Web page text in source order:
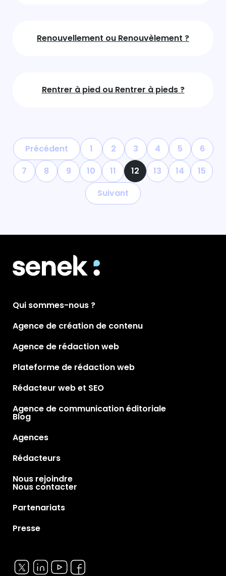
Renouvellement ou Renouvèlement ?
Rentrer à pied ou Rentrer à pieds ?
Précédent 1 2 3 4 5
6
7
8 9 10 11 12 13 14
15
Suivant
Qui sommes-nous ?
Agence de création de contenu
Agence de rédaction web
Plateforme de rédaction web
Rédacteur web et SEO
Agence de communication éditoriale
Blog
Agences
Rédacteurs
Nous rejoindre
Nous contacter
Partenariats
Presse